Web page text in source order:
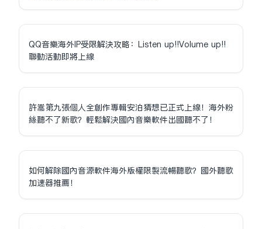
QQ音樂海外IP受限解決攻略：Listen up!!Volume up!!
聯動活動即將上線
許嵩第九張個人全創作專輯安泊猜想已正式上線！海外粉
絲聽不了新歌？輕鬆解決國內音樂軟件出國聽不了！
如何解除國內音源軟件海外版權限制流暢聽歌？國外聽歌
加速器推薦！